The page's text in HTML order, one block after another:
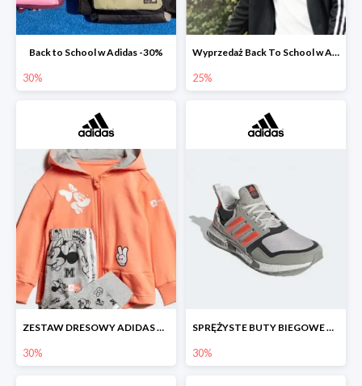
Back to School w Adidas -30%
30%
Wyprzedaż Back To School w Adidas do -25%
25%
ZESTAW DRESOWY ADIDAS Z GRAFIKĄ Z MYSZKĄ MINNIE.
30%
SPRĘŻYSTE BUTY BIEGOWE DLA FANÓW STAR WARS™
30%